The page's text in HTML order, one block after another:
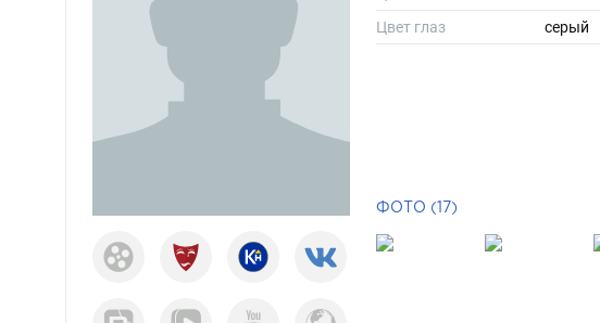
Цвет глаз
серый
ФОТО (17)